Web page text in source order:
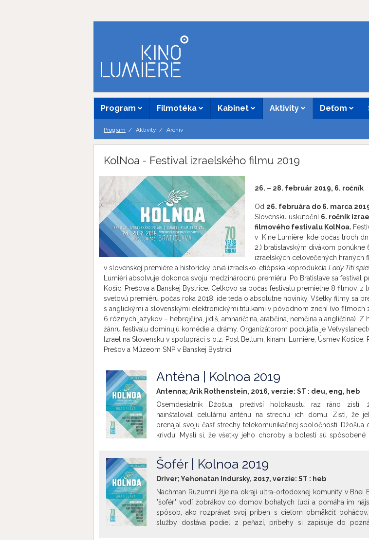
Program Filmotéka Kabinet Aktivity Deťom
Program Aktivity Archív
KolNoa - Festival izraelského filmu 2019
26. – 28. február 2019, 6. ročník
Od 26. februára do 6. marca
Slovensku uskutoční 6. ročník
filmového festivalu KolNoa.
v Kine Lumière, kde počas troch
2.) bratislavským divákom ponúkne
izraelských celovečených hraných
v slovenskej premiére a historicky prvá izraelsko-etiópska koprodukcia Lady Titi
Lumièri absolvuje dokonca svoju medzinárodnú premiéru. Po Bratislave sa festival
Košíc, Prešova a Banskej Bystrice. Celkovo sa počas festivalu premietne 8 filmov, z
svetovú premiéru počas roka 2018, ide teda o absolútne novinky. Všetky filmy sa
s anglickými a slovenskými elektronickými titulkami v pôvodnom znení (vo filmoch
6 rôznych jazykov – hebrejčina, jidiš, amharičtina, arabčina, nemčina a angličtina). Z
žánru festivalu dominujú komédie a drámy. Organizátorom podujatia je
Izrael na Slovensku v spolupráci s o.z. Post Bellum, kinami Lumière, Úsmev Košice,
Prešov a Múzeom SNP v Banskej Bystrici.
Anténa | Kolnoa 2019
Antenna; Arik Rothenstein, 2016, verzie: ST : deu, eng, heb
Osemdesiatnik Džošua, preživší holokaustu raz ráno zistí,
nainštaloval celulárnu anténu na strechu ich domu. Zistí, že
prenajal svoju časť strechy telekomunikačnej spoločnosti. Džošua
krivdu. Myslí si, že všetky jeho choroby a bolesti sú spôsobené
manželku Sáru a ich 3 dospelých synov...
Šofér | Kolnoa 2019
Driver; Yehonatan Indursky, 2017, verzie: ST : heb
Nachman Ruzumni žije na okraji ultra-ortodoxnej komunity v Bnei
"šofér" vodí žobrákov do domov bohatých ľudí a pomáha im
spôsob, ako rozprávať svoj príbeh s cieľom obmäkčiť
služby dostáva podiel z peňazí, príbehy si zapisuje do